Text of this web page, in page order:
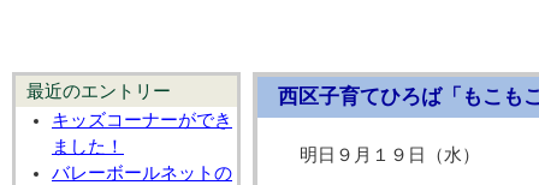
最近のエントリー
キッズコーナーができ
ました！
バレーボールネットの
西区子育てひろば「もこも
明日９月１９日（水）